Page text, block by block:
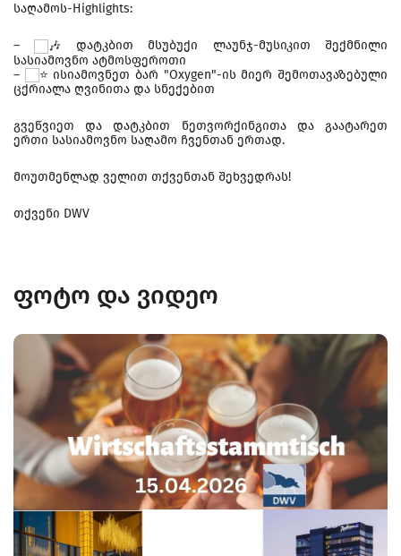
საღამოს-Highlights:
–
დატკბით მსუბუქი ლაუნჯ-მუსიკით შექმნილი
სასიამოვნო ატმოსფეროთი
–
ისიამოვნეთ ბარ "Oxygen"-ის მიერ შემოთავაზებული
ცქრიალა ღვინითა და სნექებით
გვეწვიეთ და დატკბით ნეთვორქინგითა და გაატარეთ
ერთი სასიამოვნო საღამო ჩვენთან ერთად.
მოუთმენლად ველით თქვენთან შეხვედრას!
თქვენი DWV
ფოტო და ვიდეო